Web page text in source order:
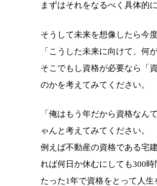
まずはそれをなるべく具体的
そうして未来を想像したら今
「こうした未来に向けて、何
そこでもし資格が必要なら「
のかを考えてみてください。
「俺はもう年だから資格なん
ゃんと考えてみてください。
例えば不動産の資格である宅
れば何日か休むにしても300時
たった1年で資格をとって人生